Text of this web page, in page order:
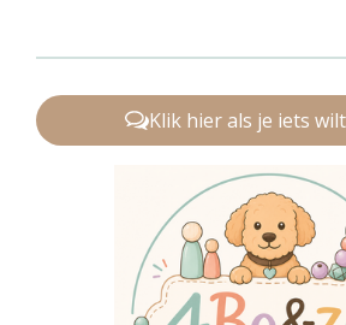
Klik hier als je iets